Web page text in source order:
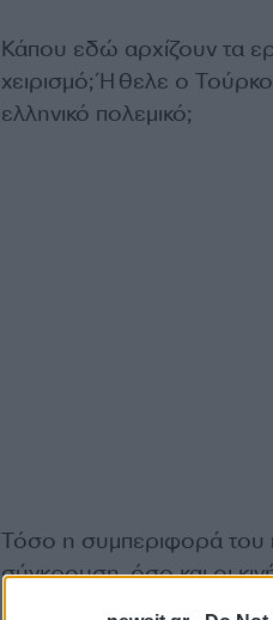
Κάπου εδώ αρχίζουν τα
χειρισμό; Ήθελε ο
ελληνικό πολεμικό;
Τόσο η συμπεριφορά του
σύγκρουση, όσο και οι